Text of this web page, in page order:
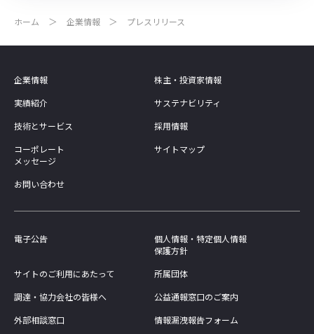
ホーム 企業情報 プレスリリース
企業情報
株主・投資家情報
実績紹介
サステナビリティ
技術とサービス
採用情報
コーポレート
メッセージ
サイトマップ
お問い合わせ
電子公告
個人情報・特定個人情報
保護方針
サイトのご利用にあたって
所属団体
調達・協力会社の皆様へ
公益通報窓口のご案内
外部相談窓口
情報漏洩報告フォーム